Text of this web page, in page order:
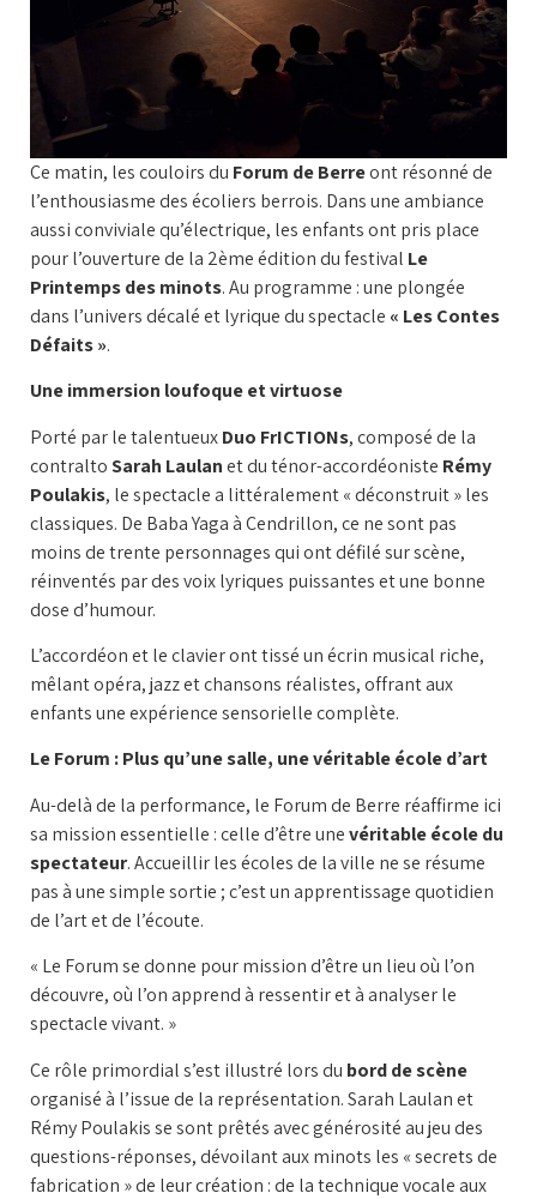
Ce matin, les couloirs du Forum de Berreont résonné de
l’enthousiasme des écoliers berrois. Dans une ambiance
aussi conviviale qu’électrique, les enfants ont pris place
pour l’ouverture de la 2ème édition du festival Le
Printemps des minots. Au programme : une plongée
dans l’univers décalé et lyrique du spectacle « Les Contes
Défaits ».
Une immersion loufoque et virtuose
Porté par le talentueuxDuo FrICTIONs, composé de la
contraltoSarah Laulanet du ténor-accordéoniste Rémy
Poulakis, le spectacle a littéralement « déconstruit » les
classiques. De Baba Yaga à Cendrillon, ce ne sont pas
moins de trente personnages qui ont défilé sur scène,
réinventés par des voix lyriques puissantes et une bonne
dose d’humour.
L’accordéon et le clavier ont tissé un écrin musical riche,
mêlant opéra, jazz et chansons réalistes, offrant aux
enfants une expérience sensorielle complète.
Le Forum : Plus qu’une salle, une véritable école d’art
Au-delà de la performance, le Forum de Berre réaffirme ici
sa mission essentielle : celle d’être unevéritable école du
spectateur. Accueillir les écoles de la ville ne se résume
pas à une simple sortie ; c’est un apprentissage quotidien
de l’art et de l’écoute.
« Le Forum se donne pour mission d’être un lieu où l’on
découvre, où l’on apprend à ressentir et à analyser le
spectacle vivant. »
Ce rôle primordial s’est illustré lors du bord de scène
organisé à l’issue de la représentation. Sarah Laulan et
Rémy Poulakis se sont prêtés avec générosité au jeu des
questions-réponses, dévoilant aux minots les « secrets de
fabrication » de leur création : de la technique vocale aux